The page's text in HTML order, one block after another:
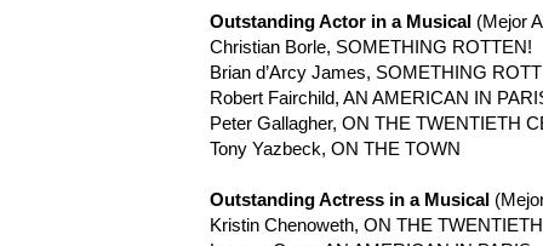
Outstanding Actor in a Musical (Mejor
Christian Borle, SOMETHING ROTTEN!
Brian d’Arcy James, SOMETHING
Robert Fairchild, AN AMERICAN IN
Peter Gallagher, ON THE TWENTIETH
Tony Yazbeck, ON THE TOWN
Outstanding Actress in a Musical
Kristin Chenoweth, ON THE